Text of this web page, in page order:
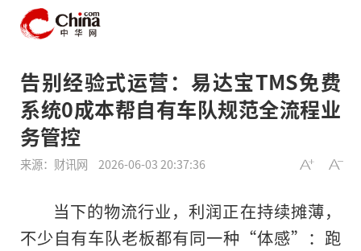
告别经验式运营：易达宝TMS免费
系统0成本帮自有车队规范全流程业
务管控
来源：财讯网 2026-06-03 20:37:36
当下的物流行业，利润正在持续摊薄，
不少自有车队老板都有同一种“体感”：跑